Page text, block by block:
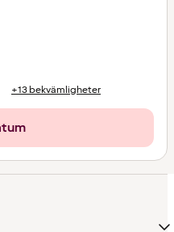
+13 bekvämligheter